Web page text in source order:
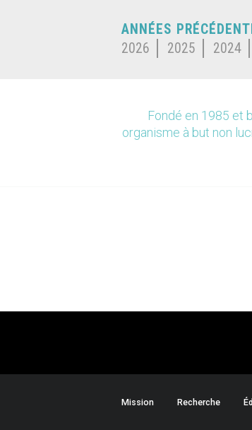
ANNÉES
2026
2025 2024
Fondé en 1985 et
organisme à but non
Mission Recherche